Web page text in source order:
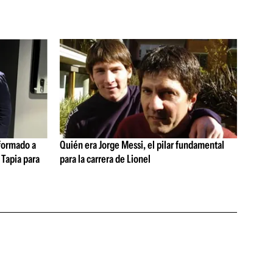
a
para
Quién era Jorge Messi, el pilar fundamental
para la carrera de Lionel